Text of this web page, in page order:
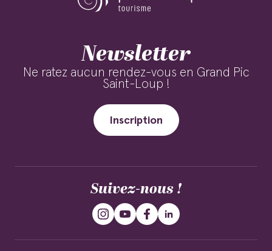
Newsletter
Ne ratez aucun rendez-vous en Grand Pic
Saint-Loup !
Inscription
Suivez-nous !